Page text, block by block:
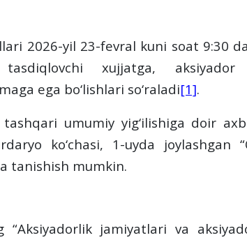
2026-yil 23-fevral kuni soat 9:30
tasdiqlovchi xujjatga,
ega bo‘lishlari so‘raladi[1].
umumiy yig‘ilishiga doir
ko‘chasi, 1-uyda joylashgan
tanishish mumkin.
“Aksiyadorlik jamiyatlari va